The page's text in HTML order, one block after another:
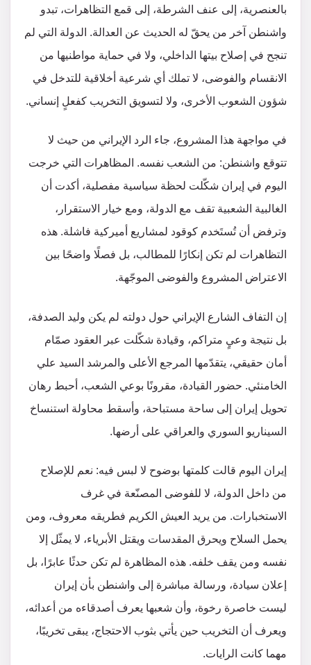
بالعنصرية، إلى عنف الشرطة، إلى قمع التظاهرات، تبدو
واشنطن آخر من يحقّ له الحديث عن العدالة. الدولة التي لم
تنجح في إصلاح بيتها الداخلي، ولا في حماية مواطنيها من
الانقسام والفوضى، لا تملك أي شرعية أخلاقية للتدخل في
شؤون الشعوب الأخرى، ولا لتسويق التخريب كفعلٍ إنساني.
في مواجهة هذا المشروع، جاء الرد الإيراني من حيث لا
تتوقع واشنطن: من الشعب نفسه. المظاهرات التي خرجت
اليوم في إيران شكّلت لحظة سياسية مفصلية، أكدت أن
الغالبية الشعبية تقف مع الدولة، ومع خيار الاستقرار،
وترفض أن تُستَخدم كوقود لمشاريع أميركية فاشلة. هذه
التظاهرات لم تكن إنكارًا للمطالب، بل فصلًا واضحًا بين
الاعتراض المشروع والفوضى الموجّهة.
إن التفاف الشارع الإيراني حول دولته لم يكن وليد الصدفة،
بل نتيجة وعيٍ متراكم، وقيادة شكّلت عبر العقود صمّام
أمان حقيقي، يتقدّمها المرجع الأعلى والمرشد السيد علي
الخامنئي. حضور القيادة، مقرونًا بوعي الشعب، أحبط رهان
تحويل إيران إلى ساحة مستباحة، وأسقط محاولة استنساخ
السيناريو السوري والعراقي على أرضها.
إيران اليوم قالت كلمتها بوضوح لا لبس فيه: نعم للإصلاح
من داخل الدولة، لا للفوضى المصنّعة في غرف
الاستخبارات. من يريد العيش الكريم فطريقه معروف، ومن
يحمل السلاح ويحرق المقدسات ويقتل الأبرياء، لا يمثّل إلا
نفسه ومن يقف خلفه. هذه المظاهرة لم تكن حدثًا عابرًا، بل
إعلان سيادة، ورسالة مباشرة إلى واشنطن بأن إيران
ليست خاصرة رخوة، وأن شعبها يعرف أصدقاءه من أعدائه،
ويعرف أن التخريب حين يأتي بثوب الاحتجاج، يبقى تخريبًا،
مهما كانت الرايات.